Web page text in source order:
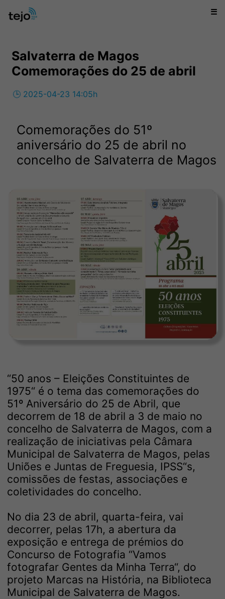
☰
Salvaterra de Magos
Comemorações do 25 de abril
🕒 2025-04-23 14:05h
Comemorações do 51º
aniversário do 25 de abril no
concelho de Salvaterra de Magos
“50 anos – Eleições Constituintes de
1975“ é o tema das comemorações do
51º Aniversário do 25 de Abril, que
decorrem de 18 de abril a 3 de maio no
concelho de Salvaterra de Magos, com a
realização de iniciativas pela Câmara
Municipal de Salvaterra de Magos, pelas
Uniões e Juntas de Freguesia, IPSS“s,
comissões de festas, associações e
coletividades do concelho.
No dia 23 de abril, quarta-feira, vai
decorrer, pelas 17h, a abertura da
exposição e entrega de prémios do
Concurso de Fotografia “Vamos
fotografar Gentes da Minha Terra“, do
projeto Marcas na História, na Biblioteca
Municipal de Salvaterra de Magos.